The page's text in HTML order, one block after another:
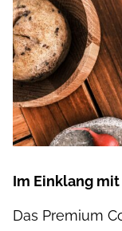
Im Einklang
Das Premium